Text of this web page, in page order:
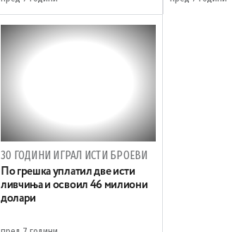
30 ГОДИНИ ИГРАЛ ИСТИ БРОЕВИ
По грешка уплатил две исти
ливчиња и освоил 46 милиони
долари